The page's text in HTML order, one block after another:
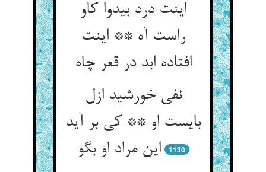
اینت درد بی‏دوا کاو
راست آه ** اینت
افتاده ابد در قعر چاه‏
نفی خورشید ازل
بایست او ** کی بر آید
این مراد او بگو
1130